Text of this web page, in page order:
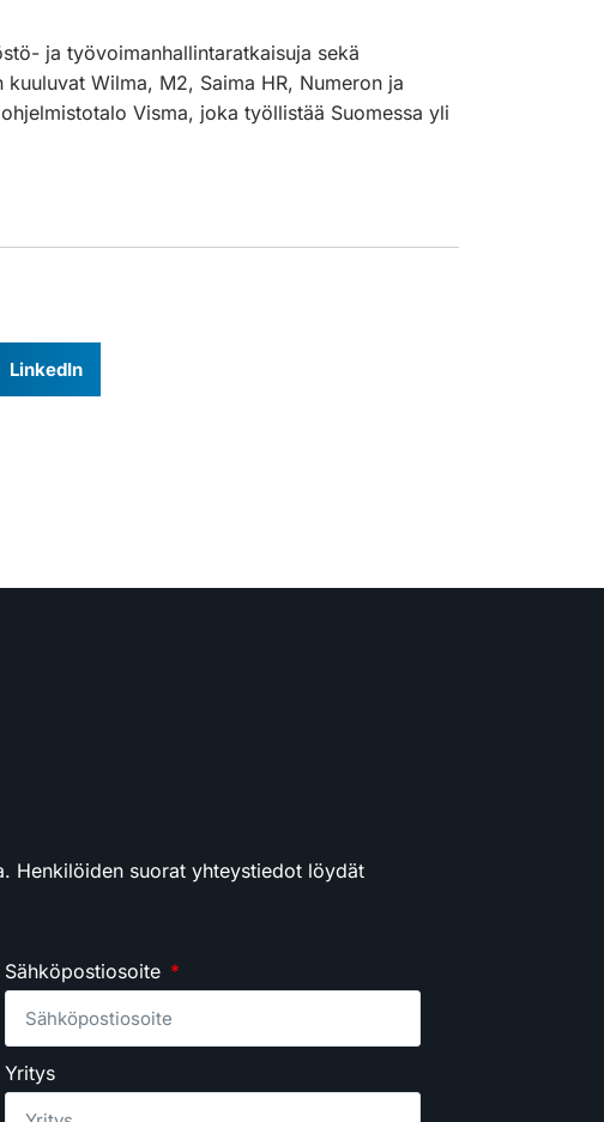
ja työvoimanhallintaratkaisuja sekä
Wilma, M2, Saima HR, Numeron ja
Visma, joka työllistää Suomessa yli
LinkedIn
Henkilöiden suorat yhteystiedot löydät
Sähköpostiosoite
Yritys